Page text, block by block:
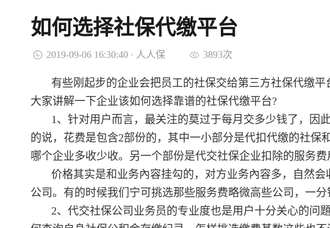
如何选择社保代缴平台
2019-09-06 16:30:40 · 人人保 3893次
有些刚起步的企业会把员工的社保交给第三方社保代缴
大家讲解一下企业该如何选择靠谱的社保代缴平台?
1、针对用户而言，最关注的莫过于每月交多少钱了，因
的说，花费是包含2部份的，其中一小部分是代扣代缴的社
哪个企业多收少收。另一个部份是代交社保企业扣除的服务费
价格其实是和业务內容挂勾的，对方业务內容多，自然
公司。有的时候我们宁可挑选那些服务费略微高些公司，一分
2、代交社保公司业务员的专业度也是用户十分关心的问